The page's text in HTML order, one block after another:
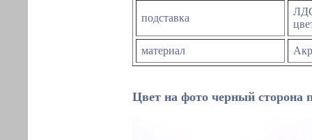
подставка
материал
Цвет на фото черный сторона